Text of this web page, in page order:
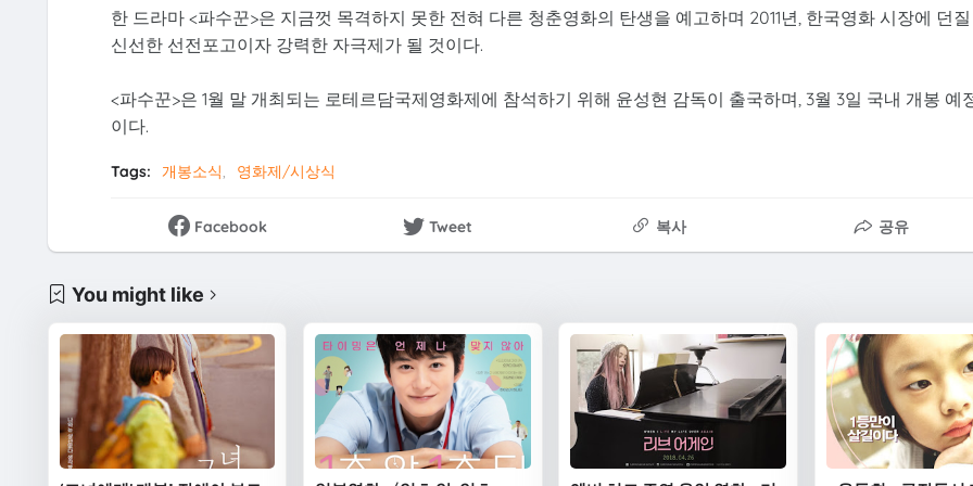
한 드라마 <파수꾼>은 지금껏 목격하지 못한 전혀 다른 청춘영화의 탄생을 예고하며 2011년, 한국영화 시장에 던질
신선한 선전포고이자 강력한 자극제가 될 것이다.
<파수꾼>은 1월 말 개최되는 로테르담국제영화제에 참석하기 위해 윤성현 감독이 출국하며, 3월 3일 국내 개봉 예
이다.
Tags: 개봉소식 영화제/시상식
Facebook Tweet 복사 공유
You might like